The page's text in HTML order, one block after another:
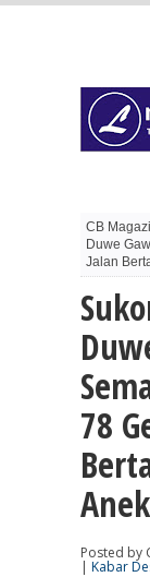
CB
Duwe
Jalan
78
Posted by
| Kabar